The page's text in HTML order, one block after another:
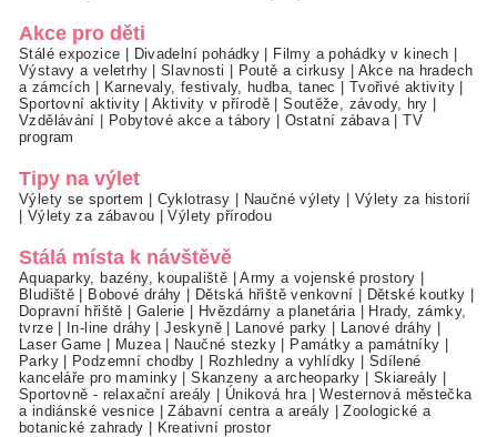
Akce pro děti
Stálé expozice | Divadelní pohádky | Filmy a pohádky v kinech |
Výstavy a veletrhy|Slavnosti | Poutě a cirkusy | Akce na hradech
a zámcích | Karnevaly, festivaly, hudba, tanec | Tvořivé aktivity |
Sportovní aktivity|Aktivity v přírodě |Soutěže, závody, hry |
Vzdělávání | Pobytové akce a tábory | Ostatní zábava |TV
program
Tipy na výlet
Výlety se sportem | Cyklotrasy | Naučné výlety | Výlety za historií
| Výlety za zábavou |Výlety přírodou
Stálá místa k návštěvě
Aquaparky, bazény, koupaliště |Army a vojenské prostory |
Bludiště | Bobové dráhy | Dětská hřiště venkovní | Dětské koutky |
Dopravní hřiště | Galerie | Hvězdárny a planetária | Hrady, zámky,
tvrze| In-line dráhy |Jeskyně| Lanové parky | Lanové dráhy |
Laser Game | Muzea| Naučné stezky | Památky a památníky |
Parky| Podzemní chodby | Rozhledny a vyhlídky | Sdílené
kanceláře pro maminky |Skanzeny a archeoparky | Skiareály |
Sportovně - relaxační areály | Úniková hra |Westernová městečka
a indiánské vesnice |Zábavní centra a areály |Zoologické a
botanické zahrady | Kreativní prostor